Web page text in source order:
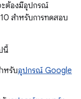
ะต้องมีอุปกรณ์
สำหรับการทดสอบ
นี้
หรับอุปกรณ์ Google